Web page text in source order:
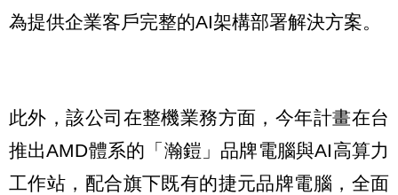
為提供企業客戶完整的AI架構部署解決方案。
此外，該公司在整機業務方面，今年計畫在台
推出AMD體系的「瀚鎧」品牌電腦與AI高算力
工作站，配合旗下既有的捷元品牌電腦，全面